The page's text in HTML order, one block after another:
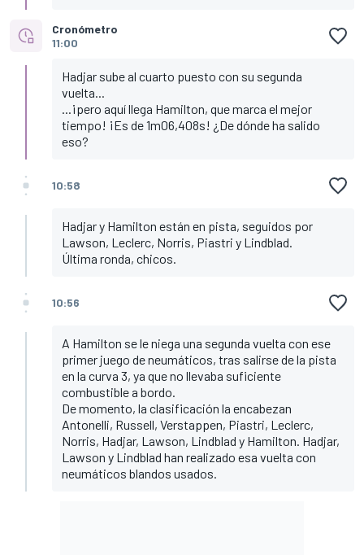
Cronómetro
11:00
Hadjar sube al cuarto puesto con su segunda
vuelta...
...¡pero aquí llega Hamilton, que marca el mejor
tiempo! ¡Es de 1m06,408s! ¿De dónde ha salido
eso?
10:58
Hadjar y Hamilton están en pista, seguidos por
Lawson, Leclerc, Norris, Piastri y Lindblad.
Última ronda, chicos.
10:56
A Hamilton se le niega una segunda vuelta con ese
primer juego de neumáticos, tras salirse de la pista
en la curva 3, ya que no llevaba suficiente
combustible a bordo.
De momento, la clasificación la encabezan
Antonelli, Russell, Verstappen, Piastri, Leclerc,
Norris, Hadjar, Lawson, Lindblad y Hamilton. Hadjar,
Lawson y Lindblad han realizado esa vuelta con
neumáticos blandos usados.